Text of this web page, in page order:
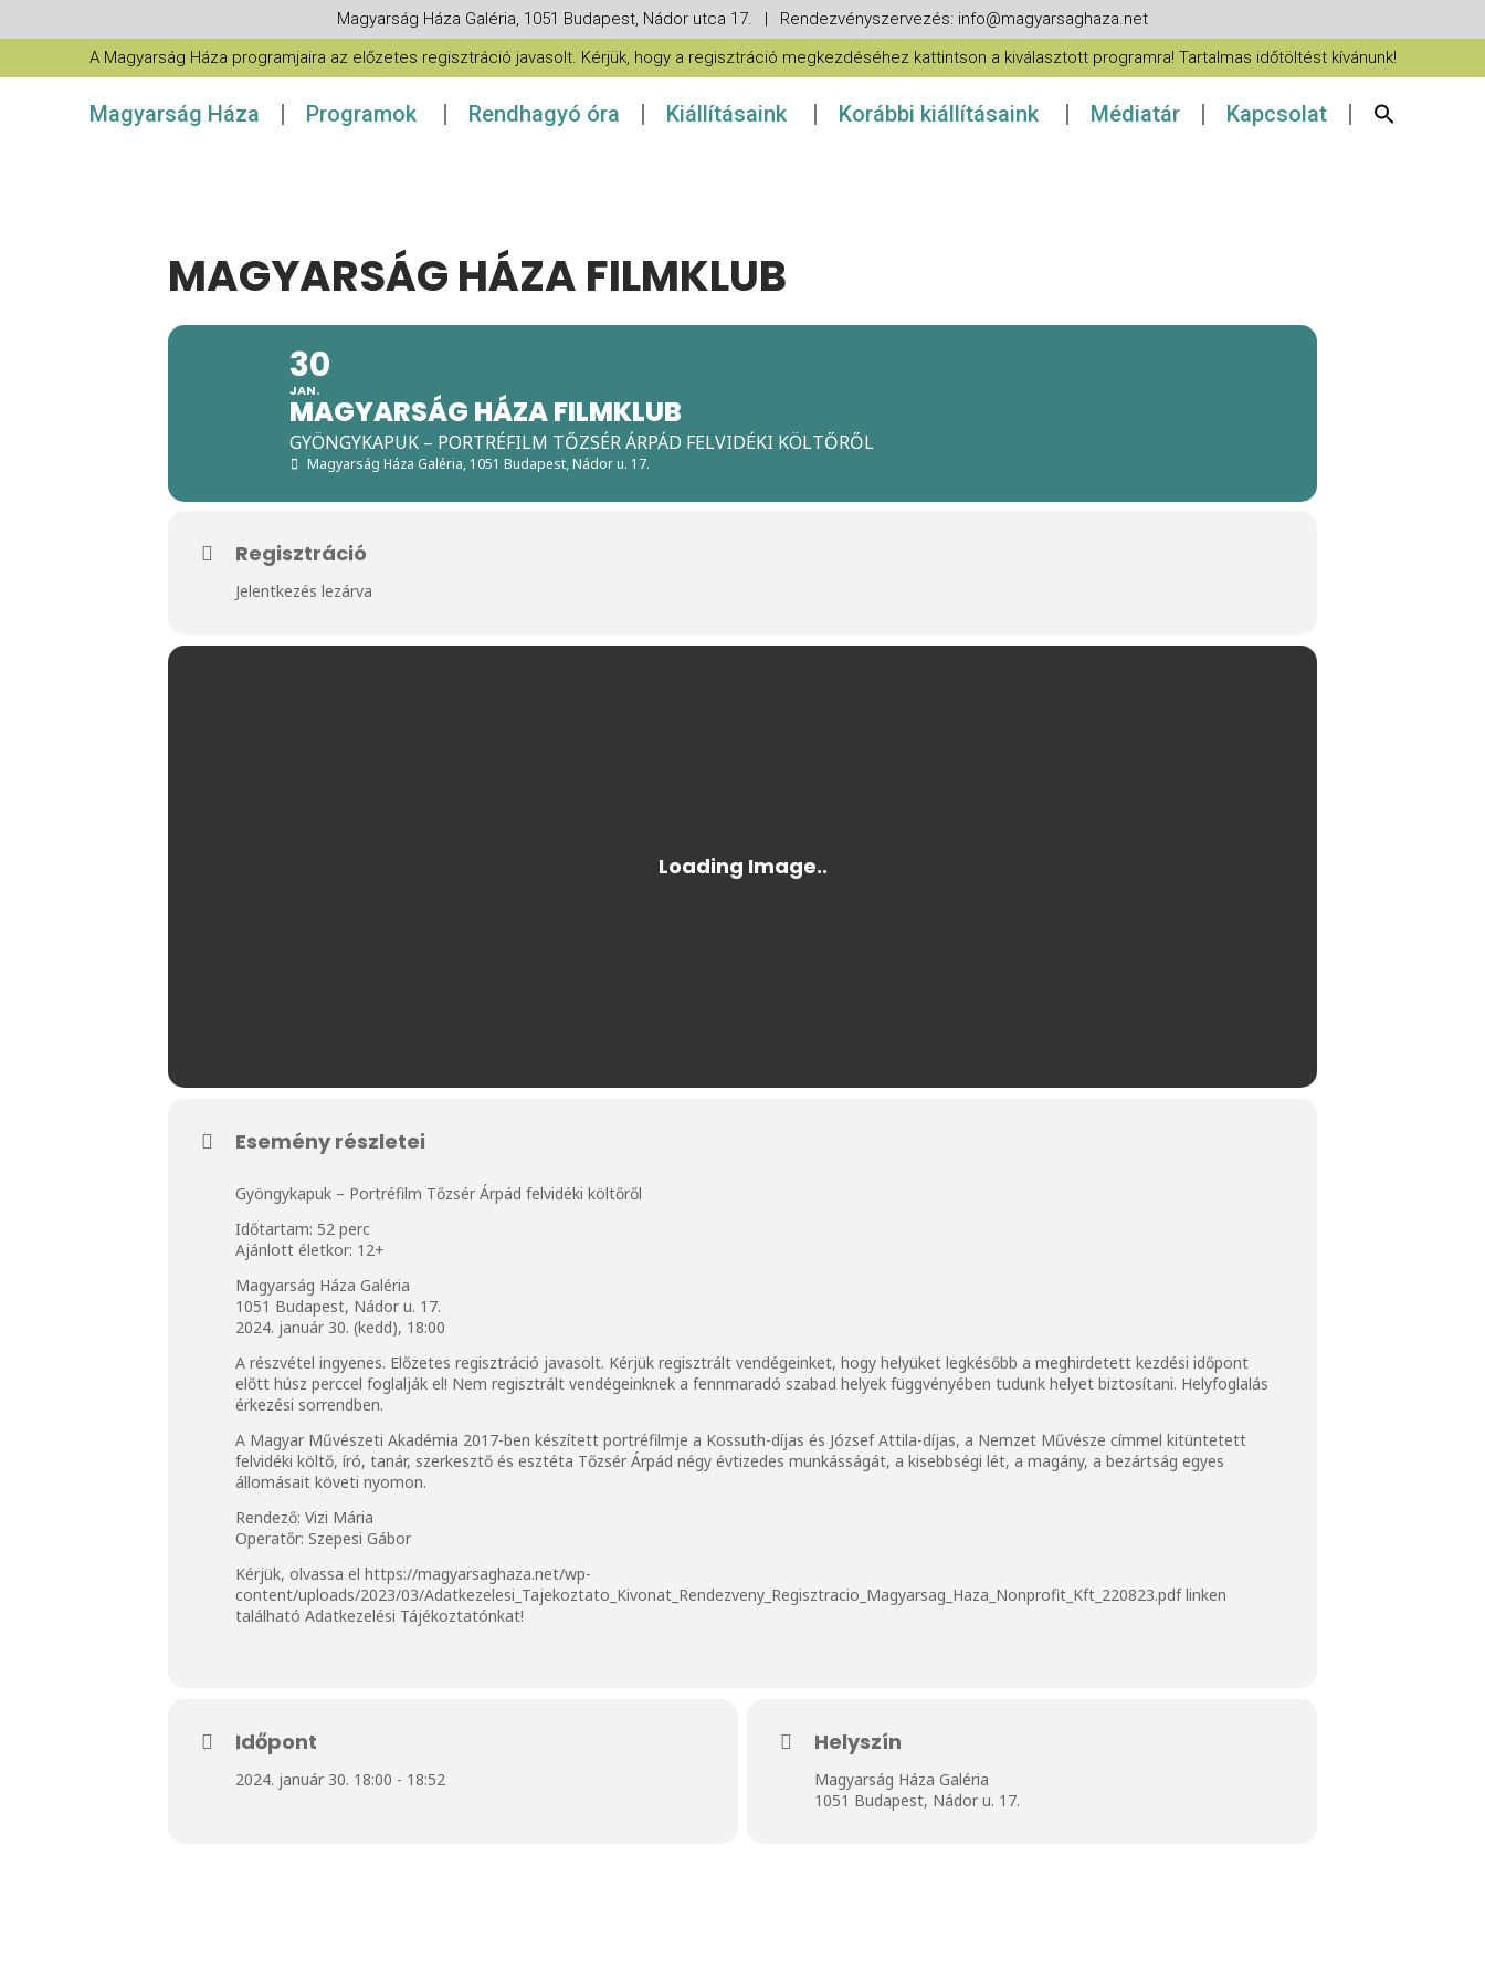
Magyarság Háza Galéria, 1051 Budapest, Nádor utca 17. | Rendezvényszervezés: info@magyarsaghaza.net
A Magyarság Háza programjaira az előzetes regisztráció javasolt. Kérjük, hogy a regisztráció megkezdéséhez kattintson a kiválasztott programra! Tartalmas időtöltést kívánunk!
Magyarság Háza Programok Rendhagyó óra Kiállításaink Korábbi kiállításaink Médiatár Kapcsolat
MAGYARSÁG HÁZA FILMKLUB
30
JAN.
MAGYARSÁG HÁZA FILMKLUB
GYÖNGYKAPUK – PORTRÉFILM TŐZSÉR ÁRPÁD FELVIDÉKI KÖLTŐRŐL
Magyarság Háza Galéria, 1051 Budapest, Nádor u. 17.
Regisztráció
Jelentkezés lezárva
Esemény részletei
Gyöngykapuk – Portréfilm Tőzsér Árpád felvidéki költőről
Időtartam: 52 perc
Ajánlott életkor: 12+
Magyarság Háza Galéria
1051 Budapest, Nádor u. 17.
2024. január 30. (kedd), 18:00
A részvétel ingyenes. Előzetes regisztráció javasolt. Kérjük regisztrált vendégeinket, hogy helyüket legkésőbb a meghirdetett kezdési időpont
előtt húsz perccel foglalják el! Nem regisztrált vendégeinknek a fennmaradó szabad helyek függvényében tudunk helyet biztosítani. Helyfoglalás
érkezési sorrendben.
A Magyar Művészeti Akadémia 2017-ben készített portréfilmje a Kossuth-díjas és József Attila-díjas, a Nemzet Művésze címmel kitüntetett
felvidéki költő, író, tanár, szerkesztő és esztéta Tőzsér Árpád négy évtizedes munkásságát, a kisebbségi lét, a magány, a bezártság egyes
állomásait követi nyomon.
Rendező: Vizi Mária
Operatőr: Szepesi Gábor
Kérjük, olvassa el https://magyarsaghaza.net/wp-
content/uploads/2023/03/Adatkezelesi_Tajekoztato_Kivonat_Rendezveny_Regisztracio_Magyarsag_Haza_Nonprofit_Kft_220823.pdflinken
található Adatkezelési Tájékoztatónkat!
Időpont
2024. január 30. 18:00 - 18:52
Helyszín
Magyarság Háza Galéria
1051 Budapest, Nádor u. 17.